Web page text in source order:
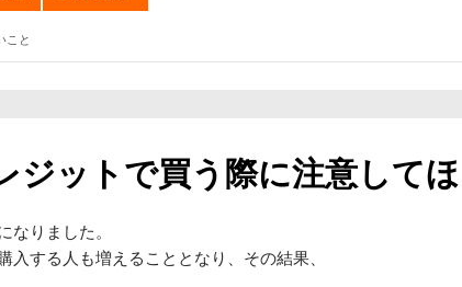
こと
ジットで買う際に注意して
なりました。
する人も増えることとなり、その結果、